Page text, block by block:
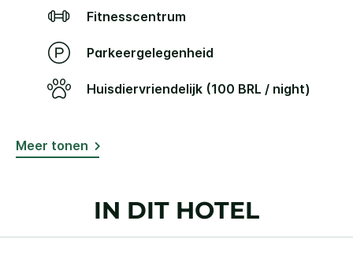
Fitnesscentrum
Parkeergelegenheid
Huisdiervriendelijk (100 BRL / night)
Meer tonen
IN DIT HOTEL